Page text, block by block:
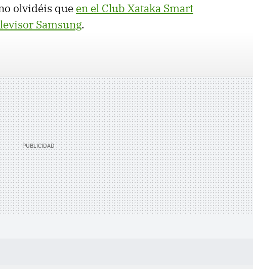
olvidéis que en el Club Xataka Smart
Samsung.